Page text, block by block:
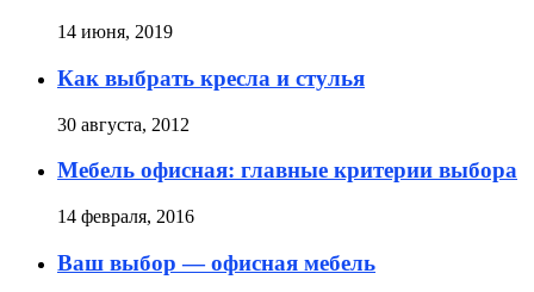
14 июня, 2019
Как выбрать кресла и стулья
30 августа, 2012
Мебель офисная: главные критерии выбора
14 февраля, 2016
Ваш выбор — офисная мебель